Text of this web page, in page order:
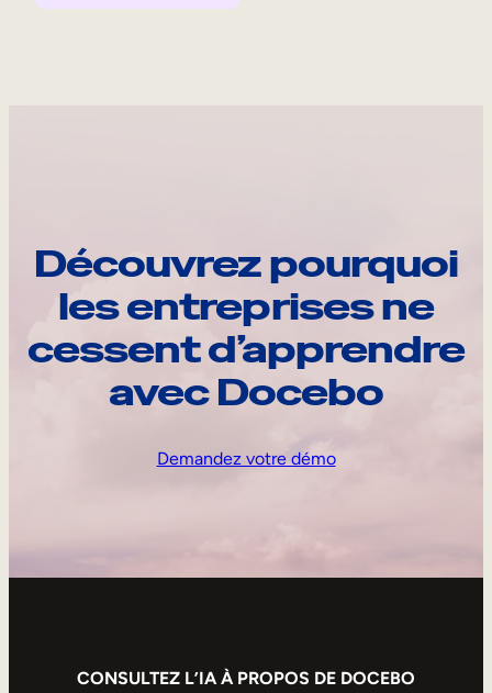
Découvrez pourquoi
les entreprises ne
cessent d’apprendre
avec Docebo
Demandez votre démo
CONSULTEZ L’IA À PROPOS DE DOCEBO